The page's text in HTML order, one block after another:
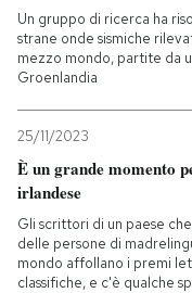
Un gruppo di ricerca ha
strane onde sismiche
mezzo mondo, partite da
Groenlandia
25/11/2023
È un grande momento
irlandese
Gli scrittori di un paese
delle persone di
mondo affollano i premi
classifiche, e c'è qualche